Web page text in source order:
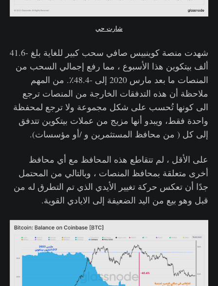
شارت حي
شهدت منصة كوينبيس صافي سحب كبير للغاية بلغ -41.6
ألف بيتكوين هذا الأسبوع ، مما رفع إجمالي السحب من
المنصات ما بعد مارس 2020 إلى -48.4٪. من المهم
ملاحظة أن هذه التدفقات الخارجة من المنصات ترجع
الى كونها تُحسب على شكل مجموعة ولا ترجع لمحفظة
واحدة فقط، ويبدو أنها مزيج من عملات بيتكوين تتدفق
إلى كل ( من محافظ المستثمرين و /أو مؤسسات).
على الأقل ، لم تتقاطع هذه المحافظ مع أي محافظ
أخرى متعلقة بمحافظ المنصات ، وبالتالي من المحتمل
جدًا أن تعكس حركة تغيير الأيدي الذي تم التطرق له من
قبل وهو بيع من اليد الضعيفة إلى الايادي القوية.